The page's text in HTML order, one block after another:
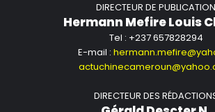
DIRECTEUR DE PUBLICATION
Hermann Mefire Louis
Tel : +237 657828294
E-mail :
DIRECTEUR DES